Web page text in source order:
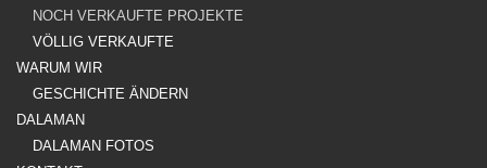
NOCH VERKAUFTE PROJEKTE
VÖLLIG VERKAUFTE
WARUM WIR
GESCHICHTE ÄNDERN
DALAMAN
DALAMAN FOTOS